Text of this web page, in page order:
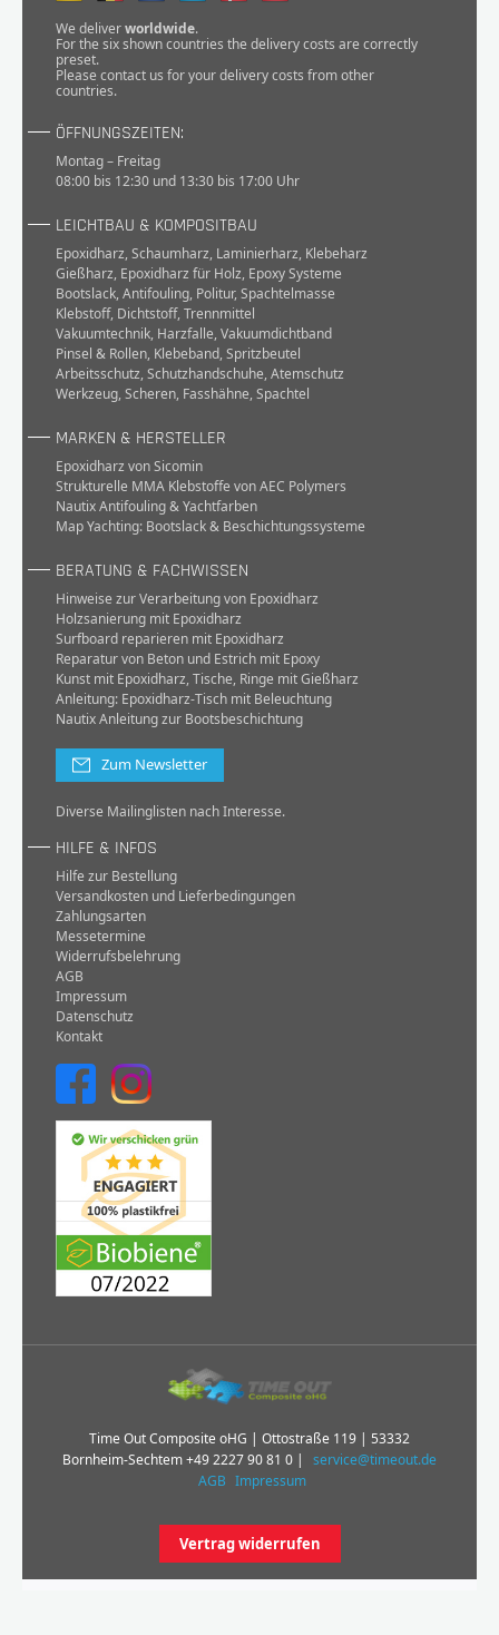
We deliverworldwide.
For the six shown countries the delivery costs are correctly
preset.
Please contact us for your delivery costs from other
countries.
ÖFFNUNGSZEITEN:
Montag – Freitag
08:00 bis 12:30 und 13:30 bis 17:00 Uhr
LEICHTBAU & KOMPOSITBAU
Epoxidharz, Schaumharz, Laminierharz, Klebeharz
Gießharz, Epoxidharz für Holz, Epoxy Systeme
Bootslack, Antifouling, Politur, Spachtelmasse
Klebstoff, Dichtstoff, Trennmittel
Vakuumtechnik, Harzfalle, Vakuumdichtband
Pinsel & Rollen, Klebeband, Spritzbeutel
Arbeitsschutz, Schutzhandschuhe, Atemschutz
Werkzeug, Scheren, Fasshähne, Spachtel
MARKEN & HERSTELLER
Epoxidharz von Sicomin
Strukturelle MMA Klebstoffe von AEC Polymers
Nautix Antifouling & Yachtfarben
Map Yachting: Bootslack & Beschichtungssysteme
BERATUNG & FACHWISSEN
Hinweise zur Verarbeitung von Epoxidharz
Holzsanierung mit Epoxidharz
Surfboard reparieren mit Epoxidharz
Reparatur von Beton und Estrich mit Epoxy
Kunst mit Epoxidharz, Tische, Ringe mit Gießharz
Anleitung: Epoxidharz-Tisch mit Beleuchtung
Nautix Anleitung zur Bootsbeschichtung
Zum Newsletter
Diverse Mailinglisten nach Interesse.
HILFE & INFOS
Hilfe zur Bestellung
Versandkosten und Lieferbedingungen
Zahlungsarten
Messetermine
Widerrufsbelehrung
AGB
Impressum
Datenschutz
Kontakt
Time Out Composite oHG | Ottostraße 119 | 53332
Bornheim-Sechtem+49 2227 90 81 0 |
service@timeout.de
AGB Impressum
Vertrag widerrufen